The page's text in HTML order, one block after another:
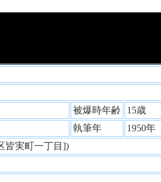
被爆時年齢
15歳
執筆年
1950年
皆実町一丁目])